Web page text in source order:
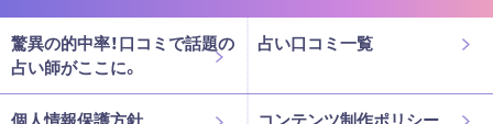
驚異の的中率！口コミで話題の
占い師がここに。
占い口コミ一覧